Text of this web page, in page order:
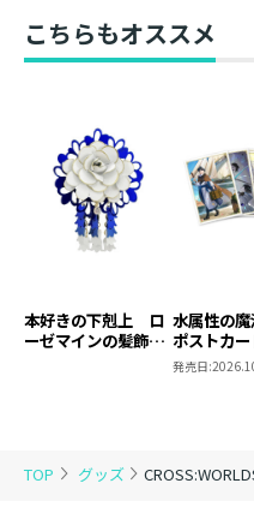
TOP グッズ
こちらもオススメ
本好きの下剋上 ロ
ーゼマインの髪飾り
水属性の
ポストカ
2
発売日: